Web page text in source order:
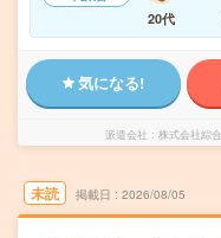
20代
気になる!
派遣会社 株式会社綜
未読 掲載日 2026/08/05